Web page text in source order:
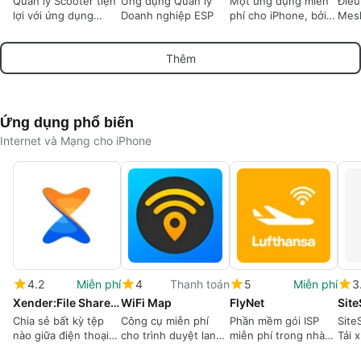
lợi với ứng dụng
Doanh nghiệp ESP
phí cho iPhone, bởi
Thêm
Ứng dụng phổ biến
Internet và Mạng cho iPhone
4.2
Miễn phí
Xender:File ShareShare Music
Chia sẻ bất kỳ tệp
nào giữa điện thoại
4
Thanh toán
WiFi Map
Công cụ miễn phí
cho trình duyệt lang
5
Miễn phí
FlyNet
Phần mềm gói ISP
miễn phí trong nhà
Tải